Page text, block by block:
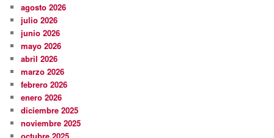
agosto 2026
julio 2026
junio 2026
mayo 2026
abril 2026
marzo 2026
febrero 2026
enero 2026
diciembre 2025
noviembre 2025